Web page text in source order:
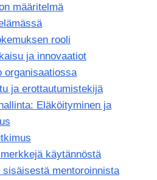
määritelmä
rooli
ja innovaatiot
organisaatiossa
ja erottautumistekijä
Eläköityminen ja
käytännöstä
mentoroinnista